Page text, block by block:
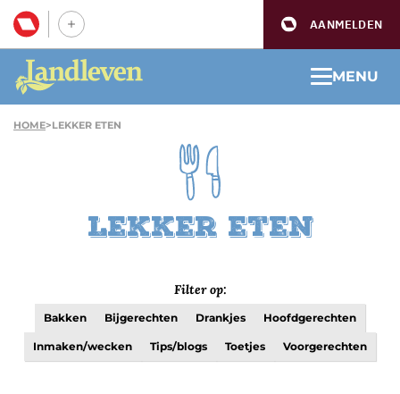
AANMELDEN
MENU
HOME>LEKKER ETEN
Lekker eten
Filter op:
Bakken Bijgerechten Drankjes Hoofdgerechten
Inmaken/wecken Tips/blogs Toetjes Voorgerechten